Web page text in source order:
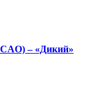
– «Дикий»